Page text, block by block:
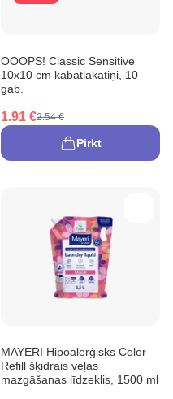
OOOPS! Classic Sensitive
10x10 cm kabatlakatiņi, 10
gab.
1.91 €2.54 €
Pirkt
MAYERI Hipoalerģisks Color
Refill šķidrais veļas
mazgāšanas līdzeklis, 1500 ml